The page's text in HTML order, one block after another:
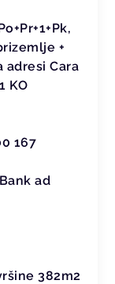
+
adresi Cara
KO
167
ad
382m2